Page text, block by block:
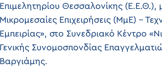
Επιμελητηρίου Θεσσαλονίκης (Ε.Ε.Θ.),
Μικρομεσαίες Επιχειρήσεις (ΜμΕ) –
Εμπειρίας», στο Συνεδριακό Κέντρο
Γενικής Συνομοσπονδίας
Βαργιάμης.